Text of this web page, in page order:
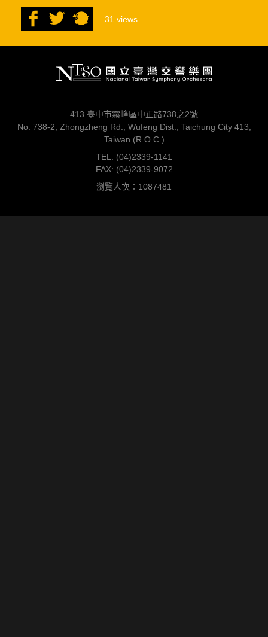
31 views
413 臺中市霧峰區中正路738之2號
No. 738-2, Zhongzheng Rd., Wufeng Dist., Taichung City 413,
Taiwan (R.O.C.)
TEL: (04)2339-1141
FAX: (04)2339-9072
瀏覽人次：1087481